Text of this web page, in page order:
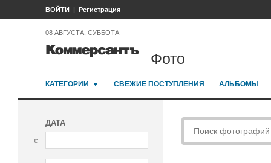
ВОЙТИ Регистрация
08 АВГУСТА, СУББОТА
Фото
КАТЕГОРИИ СВЕЖИЕ ПОСТУПЛЕНИЯ АЛЬБОМЫ
ДАТА
с